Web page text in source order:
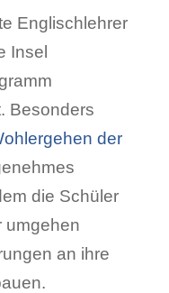
Englischlehrer
Insel
Besonders
der
die Schüler
umgehen
an ihre